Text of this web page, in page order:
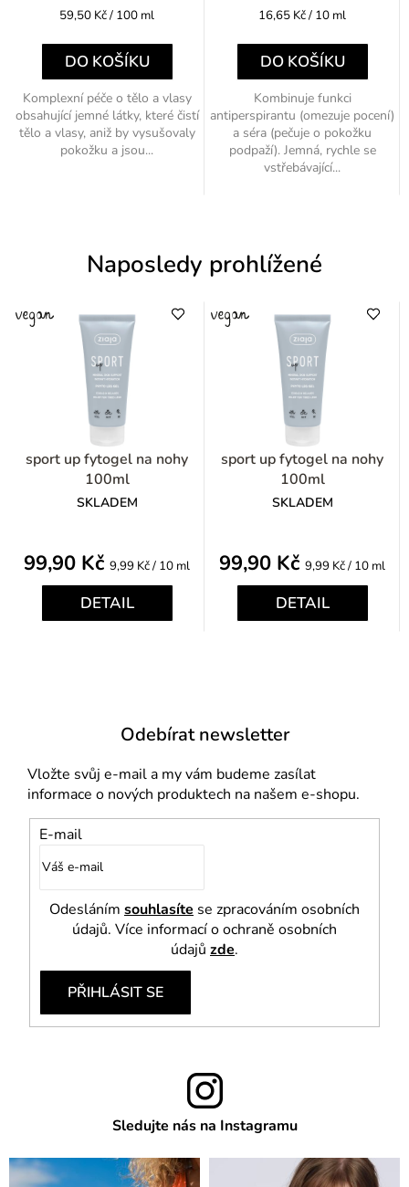
Měrná
59,50 Kč / 100 ml
DO KOŠÍKU
Komplexní péče o tělo a vlasy
obsahující jemné látky, které čistí
tělo a vlasy, aniž by vysušovaly
pokožku a jsou...
Měrná
16,65 Kč / 10 ml
DO KOŠÍKU
Kombinuje funkci
antiperspirantu (omezuje pocení)
a séra (pečuje o pokožku
podpaží). Jemná, rychle se
vstřebávající...
Naposledy prohlížené
sport up fytogel na nohy
100ml
SKLADEM
99,90 Kč Měrná
cena:
9,99 Kč / 10 ml
DETAIL
sport up fytogel na nohy
100ml
SKLADEM
99,90 Kč Měrná
cena:
9,99 Kč / 10 ml
DETAIL
Odebírat newsletter
Vložte svůj e-mail a my vám budeme zasílat
informace o nových produktech na našem e-shopu.
E-mail
Odesláním souhlasíte se zpracováním osobních
údajů. Více informací o ochraně osobních
údajů zde.
PŘIHLÁSIT SE
Sledujte nás na Instagramu